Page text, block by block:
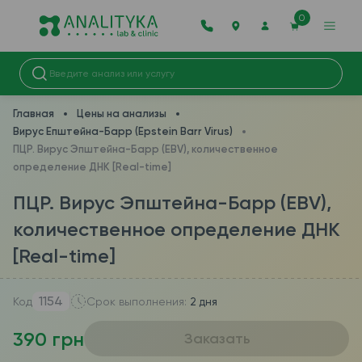
0
Главная
Цены на анализы
Вирус Епштейна-Барр (Epstein Barr Virus)
ПЦР. Вирус Эпштейна-Барр (EBV), количественное
определение ДНК [Real-time]
ПЦР. Вирус Эпштейна-Барр (EBV),
количественное определение ДНК
[Real-time]
Код 1154 Срок выполнения: 2 дня
390 грн Заказать